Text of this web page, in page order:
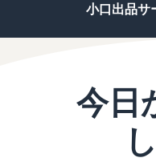
小口出品サ
今日